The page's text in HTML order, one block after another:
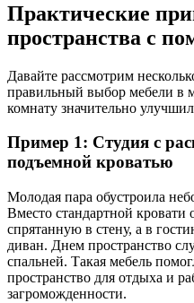
Практические
пространства с
Давайте рассмотрим
правильный выбор мебели в
комнату значительно
Пример 1: Студия с
подъемной кроватью
Молодая пара обустроила
Вместо стандартной
спрятанную в стену, а в
диван. Днем пространство
спальней. Такая мебель
пространство для отдыха и
загроможденности.